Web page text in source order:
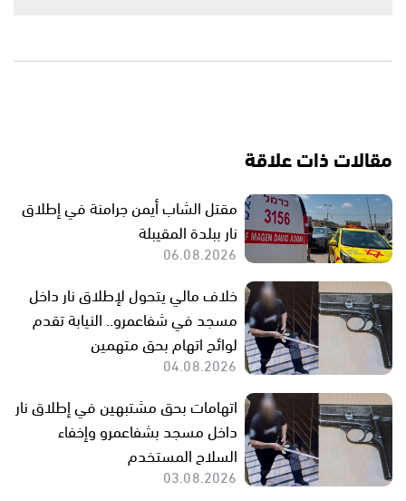
مقالات ذات علاقة
مقتل الشاب أيمن جرامنة في إطلاق
نار ببلدة المقيبلة
06.08.2026
خلاف مالي يتحول لإطلاق نار داخل
مسجد في شفاعمرو.. النيابة تقدم
لوائح اتهام بحق متهمين
04.08.2026
اتهامات بحق مشتبهين في إطلاق نار
داخل مسجد بشفاعمرو وإخفاء
السلاح المستخدم
03.08.2026